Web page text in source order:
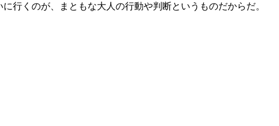
行くのが、まともな大人の行動や判断というものだからだ。